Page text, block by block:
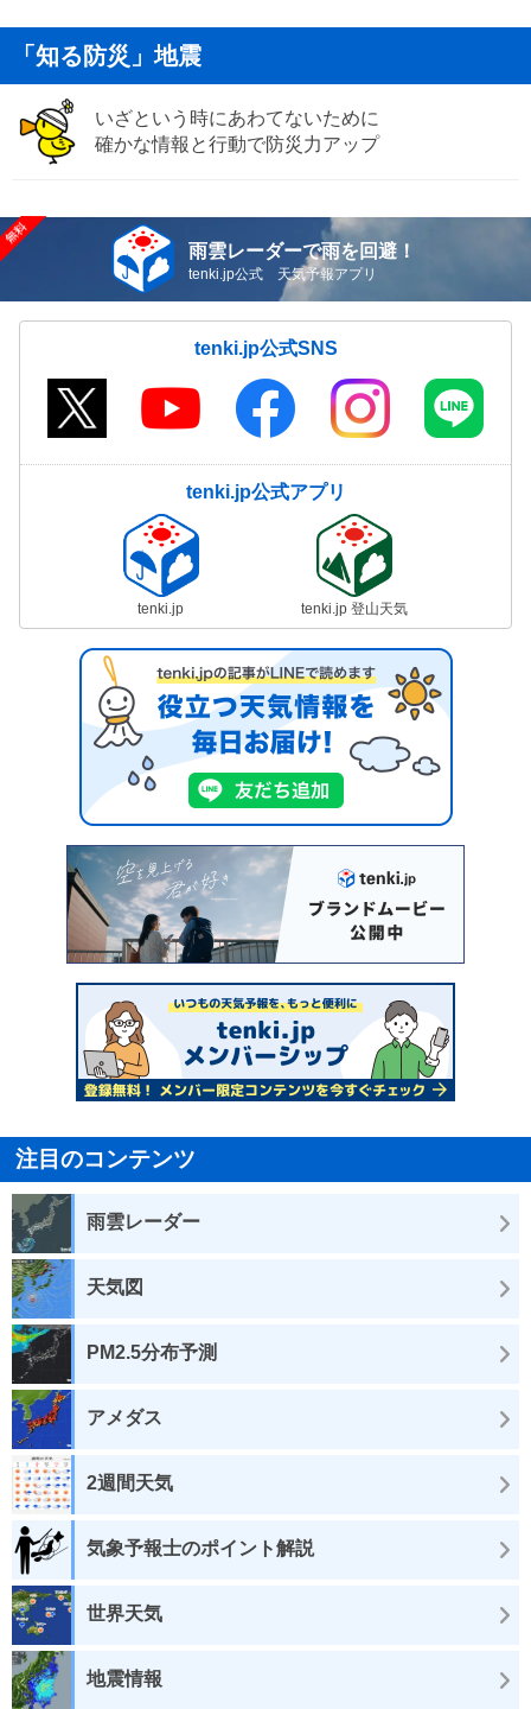
「知る防災」地震
いざという時にあわてないために
確かな情報と行動で防災力アップ
雨雲レーダーで雨を回避！
tenki.jp公式 天気予報アプリ
tenki.jp公式SNS
tenki.jp公式アプリ
tenki.jp tenki.jp 登山天気
注目のコンテンツ
雨雲レーダー
天気図
PM2.5分布予測
アメダス
2週間天気
気象予報士のポイント解説
世界天気
地震情報